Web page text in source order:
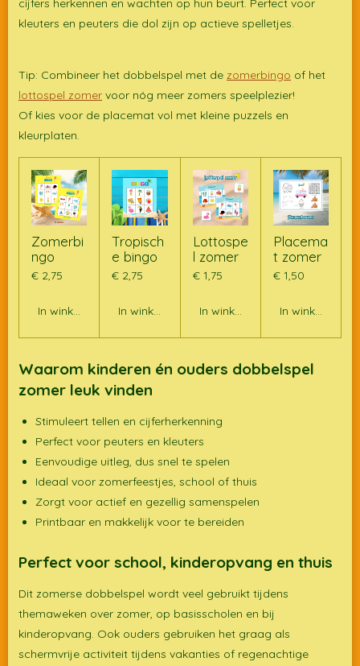
cijfers herkennen en wachten op hun beurt. Perfect voor
kleuters en peuters die dol zijn op actieve spelletjes.
Tip: Combineer het dobbelspel met de zomerbingo of het
lottospel zomer voor nóg meer zomers speelplezier!
Of kies voor de placemat vol met kleine puzzels en
kleurplaten.
Zomerbi
ngo
€ 2,75
In winkelwagen
Tropisch
e bingo
€ 2,75
In winkelwagen
Lottospe
l zomer
€ 1,75
In winkelwagen
Placema
t zomer
€ 1,50
In winkelwagen
Waarom kinderen én ouders dobbelspel
zomer leuk vinden
Stimuleert tellen en cijferherkenning
Perfect voor peuters en kleuters
Eenvoudige uitleg, dus snel te spelen
Ideaal voor zomerfeestjes, school of thuis
Zorgt voor actief en gezellig samenspelen
Printbaar en makkelijk voor te bereiden
Perfect voor school, kinderopvang en thuis
Dit zomerse dobbelspel wordt veel gebruikt tijdens
themaweken over zomer, op basisscholen en bij
kinderopvang. Ook ouders gebruiken het graag als
schermvrije activiteit tijdens vakanties of regenachtige